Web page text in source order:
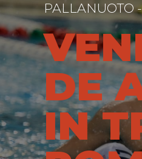
PALLANUOTO
DE
IN